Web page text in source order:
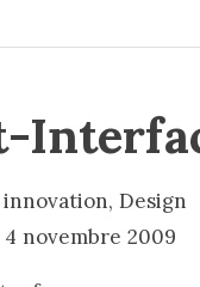
, Design
4 novembre 2009